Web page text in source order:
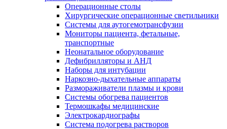
Операционные столы
Хирургические операционные светильники
Системы для аутогемотрансфузии
Мониторы пациента, фетальные,
транспортные
Неонатальное оборудование
Дефибрилляторы и АНД
Наборы для интубации
Наркозно-дыхательные аппараты
Размораживатели плазмы и крови
Системы обогрева пациентов
Термошкафы медицинские
Электрокардиографы
Cистема подогрева растворов